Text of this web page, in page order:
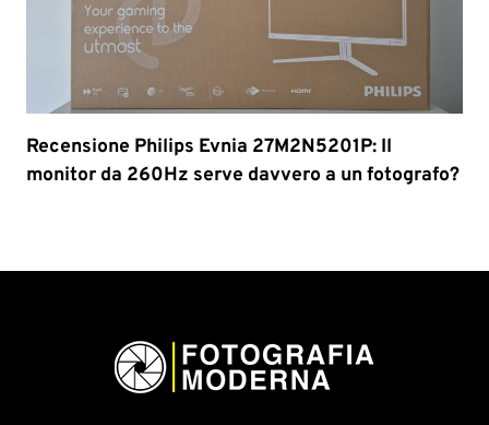
Recensione Philips Evnia 27M2N5201P: Il
monitor da 260Hz serve davvero a un fotografo?